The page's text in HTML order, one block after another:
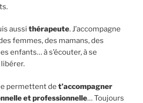
aussi thérapeute. J’accompagne
femmes, des mamans, des
enfants… à s’écouter, à se
permettent de t’accompagner
et professionnelle… Toujours